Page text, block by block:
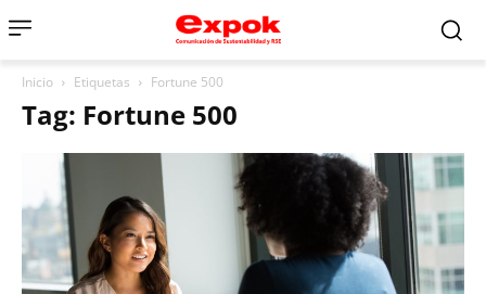
Inicio Etiquetas Fortune 500
Tag: Fortune 500